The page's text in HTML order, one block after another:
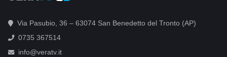
Via Pasubio, 36 – 63074 San Benedetto del Tronto (AP)
0735 367514
info@veratv.it